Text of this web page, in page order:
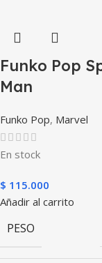
Funko Pop
Man
Funko Pop, Marvel
En stock
$ 115.000
Añadir al carrito
PESO